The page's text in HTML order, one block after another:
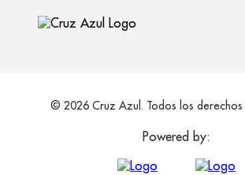
© 2026 Cruz Azul. Todos los derechos
Powered by: